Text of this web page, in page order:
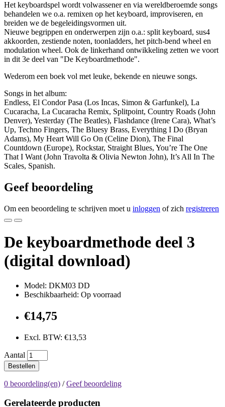
Het keyboardspel wordt volwassener en via wereldberoemde songs
behandelen we o.a. remixen op het keyboard, improviseren, en
breiden we de begeleidingsvormen uit.
Nieuwe begrippen en onderwerpen zijn o.a.: split keyboard, sus4
akkoorden, zestiende noten, toonladders, het pitch-bend wheel en
modulation wheel. Ook de linkerhand ontwikkeling zetten we voort
in dit 3e deel van "De Keyboardmethode".
Wederom een boek vol met leuke, bekende en nieuwe songs.
Songs in het album:
Endless, El Condor Pasa (Los Incas, Simon & Garfunkel), La
Cucaracha, La Cucaracha Remix, Splitpoint, Country Roads (John
Denver), Yesterday (The Beatles), Flashdance (Irene Cara), What’s
Up, Techno Fingers, The Bluesy Brass, Everything I Do (Bryan
Adams), My Heart Will Go On (Celine Dion), The Final
Countdown (Europe), Rockstar, Straight Blues, You’re The One
That I Want (John Travolta & Olivia Newton John), It’s All In The
Scales, Spanish.
Geef beoordeling
Om een beoordeling te schrijven moet u inloggen of zich registreren
De keyboardmethode deel 3
(digital download)
Model: DKM03 DD
Beschikbaarheid: Op voorraad
€14,75
Excl. BTW: €13,53
Aantal
Bestellen
0 beoordeling(en) /Geef beoordeling
Gerelateerde producten